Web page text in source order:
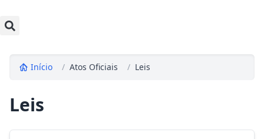
Início / Atos Oficiais / Leis
Leis